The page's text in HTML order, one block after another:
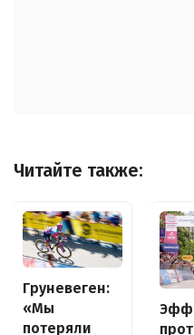
Читайте также:
Груневеген:
«Мы
потеряли